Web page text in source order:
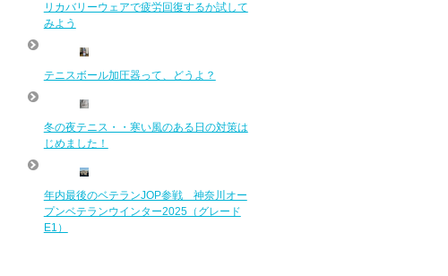
リカバリーウェアで疲労回復するか試して
みよう
テニスボール加圧器って、どうよ？
冬の夜テニス・・寒い風のある日の対策は
じめました！
年内最後のベテランJOP参戦 神奈川オー
プンベテランウインター2025（グレード
E1）